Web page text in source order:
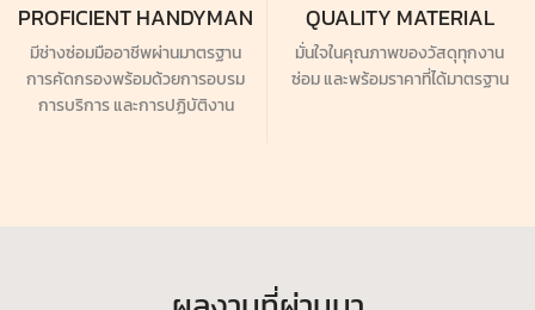
PROFICIENT HANDYMAN
มีช่างซ่อมมืออาชีพผ่านมาตรฐาน
การคัดกรองพร้อมด้วยการอบรม
การบริการ และการปฏิบัติงาน
QUALITY MATERIAL
มั่นใจในคุณภาพของวัสดุทุกงาน
ซ่อม และพร้อมราคาที่ได้มาตรฐาน